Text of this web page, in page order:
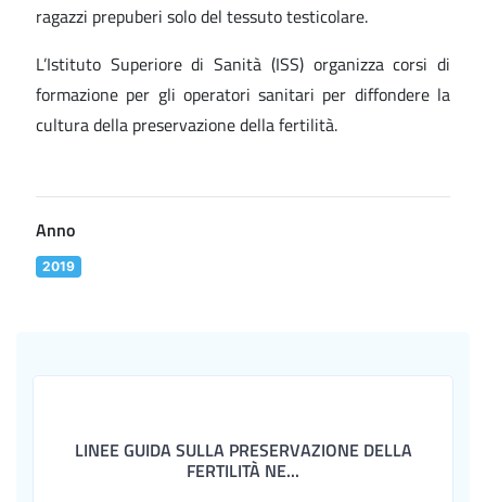
ragazzi prepuberi solo del tessuto testicolare.
L’Istituto Superiore di Sanità (ISS) organizza corsi di
formazione per gli operatori sanitari per diffondere la
cultura della preservazione della fertilità.
Anno
2019
LINEE GUIDA SULLA PRESERVAZIONE DELLA
FERTILITÀ NE...